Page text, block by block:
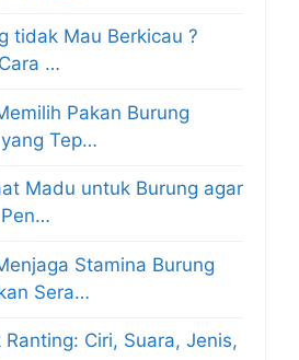
tidak Mau Berkicau ?
…
Pakan Burung
Tep…
Madu untuk Burung agar
Stamina Burung
Sera…
Ranting: Ciri, Suara, Jenis,